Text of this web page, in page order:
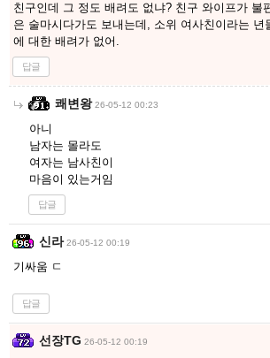
친구인데 그 정도 배려도 없냐? 친구 와이프가 불
은 술마시다가도 보내는데, 소위 여사친이라는 년
에 대한 배려가 없어.
답글
쾌변왕 26-05-12 00:23
아니
남자는 몰라도
여자는 남사친이
마음이 있는거임
답글
신라 26-05-12 00:19
기싸움 ㄷ
답글
선장TG 26-05-12 00:19